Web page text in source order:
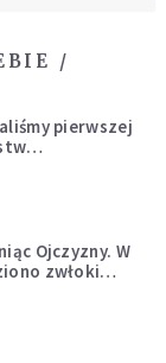
/
pierwszej
jak
Ojczyzny. W
zwłoki